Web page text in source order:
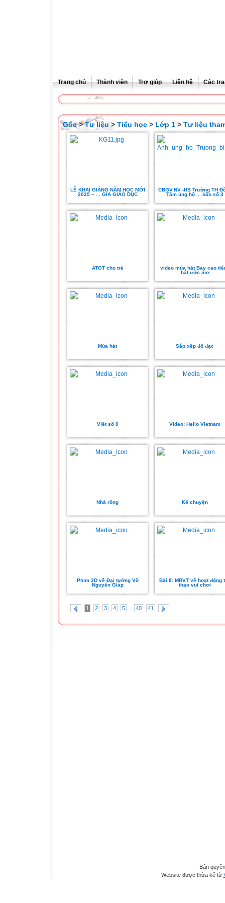
Trang chủ Thành viên Trợ giúp Liên hệ Các
Gốc>Tư liệu> Tiểu học > Lớp 1 > Tư liệu
LỄ KHAI GIẢNG NĂM HỌC MỚI
2025 – ... GIA GIÁO DỤC
CBGV,NV -HS Trường TH
Tâm ủng hộ ... bão số 3
ATGT cho trẻ
video múa hát Bay cao
hát ước mơ
Múa hát Sắp xếp đồ đạc
Viết số 0 Video: Hello Vietnam
Nhà rông Kể chuyện
Phim 3D về Đại tướng Võ
Nguyên Giáp
Bài 8: MRVT về hoạt động
thao vui chơi
1 2 3 4 5 ... 40 41
Bản
Website được thừa kế từ